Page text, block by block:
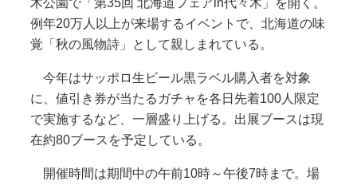
木公園で「第35回 北海道フェアin代々木」を開く。
例年20万人以上が来場するイベントで、北海道の味
覚「秋の風物詩」として親しまれている。
今年はサッポロ生ビール黒ラベル購入者を対象
に、値引き券が当たるガチャを各日先着100人限定
で実施するなど、一層盛り上げる。出展ブースは現
在約80ブースを予定している。
開催時間は期間中の午前10時～午後7時まで。場